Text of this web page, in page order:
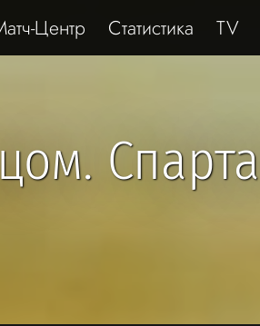
Центр Статистика TV